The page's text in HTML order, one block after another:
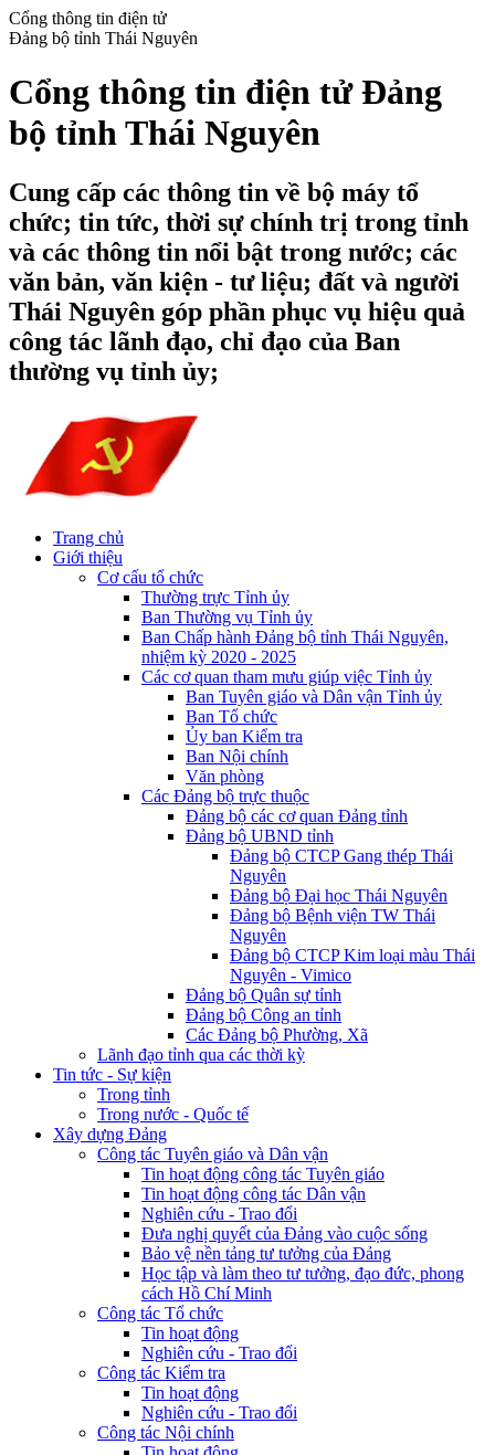
Cổng thông tin điện tử
Đảng bộ tỉnh Thái Nguyên
Cổng thông tin điện tử Đảng
bộ tỉnh Thái Nguyên
Cung cấp các thông tin về bộ máy tổ
chức; tin tức, thời sự chính trị trong tỉnh
và các thông tin nổi bật trong nước; các
văn bản, văn kiện - tư liệu; đất và người
Thái Nguyên góp phần phục vụ hiệu quả
công tác lãnh đạo, chỉ đạo của Ban
thường vụ tỉnh ủy;
Trang chủ
Giới thiệu
Cơ cấu tổ chức
Thường trực Tỉnh ủy
Ban Thường vụ Tỉnh ủy
Ban Chấp hành Đảng bộ tỉnh Thái Nguyên,
nhiệm kỳ 2020 - 2025
Các cơ quan tham mưu giúp việc Tỉnh ủy
Ban Tuyên giáo và Dân vận Tỉnh ủy
Ban Tổ chức
Ủy ban Kiểm tra
Ban Nội chính
Văn phòng
Các Đảng bộ trực thuộc
Đảng bộ các cơ quan Đảng tỉnh
Đảng bộ UBND tỉnh
Đảng bộ CTCP Gang thép Thái
Nguyên
Đảng bộ Đại học Thái Nguyên
Đảng bộ Bệnh viện TW Thái
Nguyên
Đảng bộ CTCP Kim loại màu Thái
Nguyên - Vimico
Đảng bộ Quân sự tỉnh
Đảng bộ Công an tỉnh
Các Đảng bộ Phường, Xã
Lãnh đạo tỉnh qua các thời kỳ
Tin tức - Sự kiện
Trong tỉnh
Trong nước - Quốc tế
Xây dựng Đảng
Công tác Tuyên giáo và Dân vận
Tin hoạt động công tác Tuyên giáo
Tin hoạt động công tác Dân vận
Nghiên cứu - Trao đổi
Đưa nghị quyết của Đảng vào cuộc sống
Bảo vệ nền tảng tư tưởng của Đảng
Học tập và làm theo tư tưởng, đạo đức, phong
cách Hồ Chí Minh
Công tác Tổ chức
Tin hoạt động
Nghiên cứu - Trao đổi
Công tác Kiểm tra
Tin hoạt động
Nghiên cứu - Trao đổi
Công tác Nội chính